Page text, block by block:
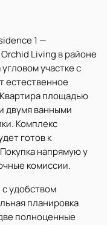
1 —
Living в районе
участке с
естественное
площадью
двумя ванными
Комплекс
готов к
напрямую у
комиссии.
удобством
планировка
полноценные